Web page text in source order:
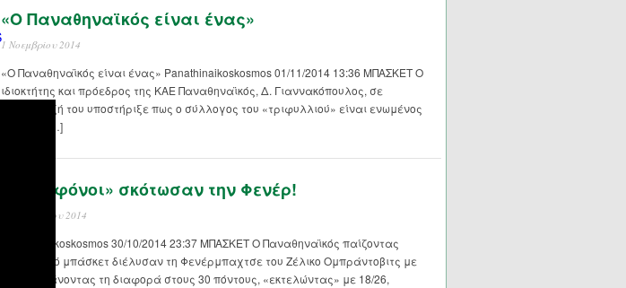
«Ο Παναθηναϊκός είναι ένας»
1 Νοεμβρίου 2014
«Ο Παναθηναϊκός είναι ένας» Panathinaikoskosmos 01/11/2014 13:36 ΜΠΑΣΚΕΤ Ο
ιδιοκτήτης και πρόεδρος της ΚΑΕ Παναθηναϊκός, Δ. Γιαννακόπουλος, σε
συνέντευξή του υποστήριξε πως ο σύλλογος του «τριφυλλιού» είναι ενωμένος
και έχει […]
«Δολοφόνοι» σκότωσαν την Φενέρ!
31 Οκτωβρίου 2014
Panathinaikoskosmos 30/10/2014 23:37 ΜΠΑΣΚΕΤ Ο Παναθηναϊκός παίζοντας
διαστημικό μπάσκετ διέλυσαν τη Φενέρμπαχτσε του Ζέλικο Ομπράντοβιτς με
91-73, φτάνοντας τη διαφορά στους 30 πόντους, «εκτελώντας» με 18/26,